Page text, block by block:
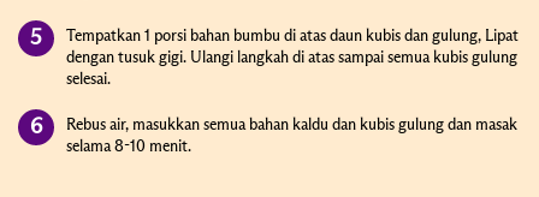
Tempatkan 1 porsi bahan bumbu di atas daun kubis dan gulung, Lipat
dengan tusuk gigi. Ulangi langkah di atas sampai semua kubis gulung
selesai.
Rebus air, masukkan semua bahan kaldu dan kubis gulung dan masak
selama 8-10 menit.